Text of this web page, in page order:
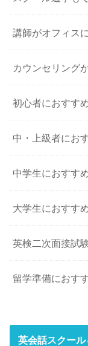
講師がオフィス
カウンセリング
初心者におすす
中・上級者にお
中学生におすす
大学生におすす
英検二次面接試
留学準備におす
英会話スクー